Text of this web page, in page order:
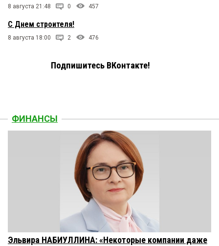
8 августа 21:48 0 457
С Днем строителя!
8 августа 18:00 2 476
Подпишитесь ВКонтакте!
ФИНАНСЫ
Эльвира НАБИУЛЛИНА: «Некоторые компании даже